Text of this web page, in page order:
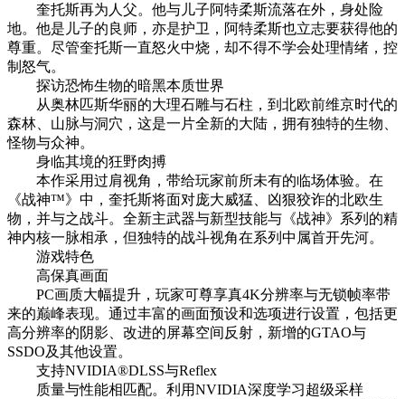
奎托斯再为人父。他与儿子阿特柔斯流落在外，身处险
地。他是儿子的良师，亦是护卫，阿特柔斯也立志要获得他的
尊重。尽管奎托斯一直怒火中烧，却不得不学会处理情绪，控
制怒气。
探访恐怖生物的暗黑本质世界
从奥林匹斯华丽的大理石雕与石柱，到北欧前维京时代的
森林、山脉与洞穴，这是一片全新的大陆，拥有独特的生物、
怪物与众神。
身临其境的狂野肉搏
本作采用过肩视角，带给玩家前所未有的临场体验。在
《战神™》中，奎托斯将面对庞大威猛、凶狠狡诈的北欧生
物，并与之战斗。全新主武器与新型技能与《战神》系列的精
神内核一脉相承，但独特的战斗视角在系列中属首开先河。
游戏特色
高保真画面
PC画质大幅提升，玩家可尊享真4K分辨率与无锁帧率带
来的巅峰表现。通过丰富的画面预设和选项进行设置，包括更
高分辨率的阴影、改进的屏幕空间反射，新增的GTAO与
SSDO及其他设置。
支持NVIDIA®DLSS与Reflex
质量与性能相匹配。利用NVIDIA深度学习超级采样